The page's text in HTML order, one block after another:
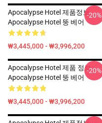
Apocalypse Hotel 제품정보
Apocalypse Hotel 뚱 베어
₩3,445,000 - ₩3,996,200
-20%
Apocalypse Hotel 제품 정보
Apocalypse Hotel 뚱 베어
₩3,445,000 - ₩3,996,200
-20%